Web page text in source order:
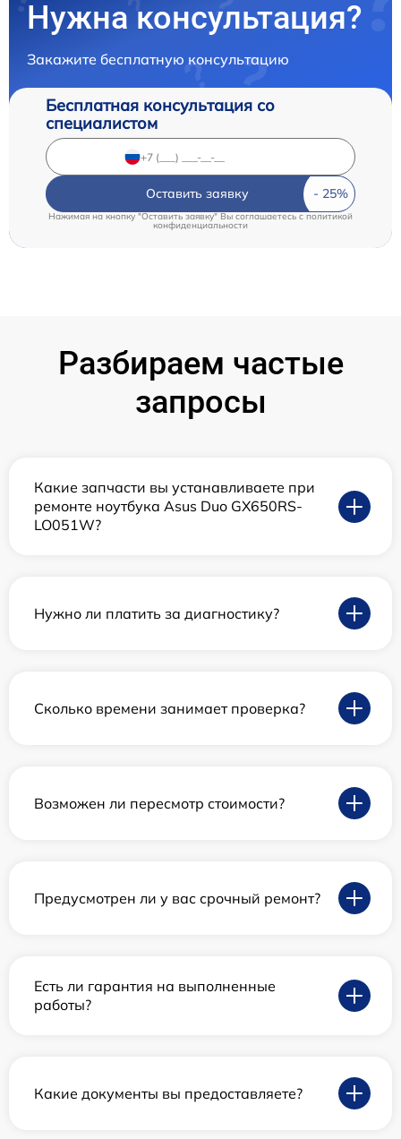
Нужна консультация?
Закажите бесплатную консультацию
Бесплатная консультация со
специалистом
Оставить заявку
Нажимая на кнопку "Оставить заявку" Вы соглашаетесь c политикой
конфиденциальности
Разбираем частые
запросы
Какие запчасти вы устанавливаете при
ремонте ноутбука Asus Duo GX650RS-
LO051W?
Нужно ли платить за диагностику?
Сколько времени занимает проверка?
Возможен ли пересмотр стоимости?
Предусмотрен ли у вас срочный ремонт?
Есть ли гарантия на выполненные
работы?
Какие документы вы предоставляете?